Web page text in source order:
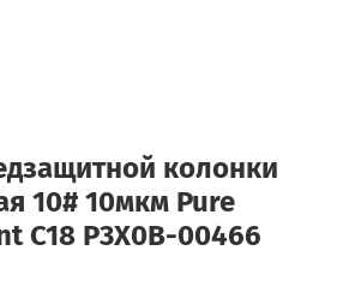
колонки
10# 10мкм Pure
C18 P3X0B-00466